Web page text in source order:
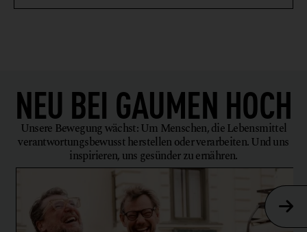
NEU BEI GAUMEN HOCH
Unsere Bewegung wächst: Um Menschen, die Lebensmittel
verantwortungsbewusst herstellen oder verarbeiten. Und uns
inspirieren, uns gesünder zu ernähren.